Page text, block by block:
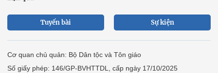
Tuyến bài Sự kiện
Cơ quan chủ quản: Bộ Dân tộc và Tôn giáo
Số giấy phép: 146/GP-BVHTTDL, cấp ngày 17/10/2025